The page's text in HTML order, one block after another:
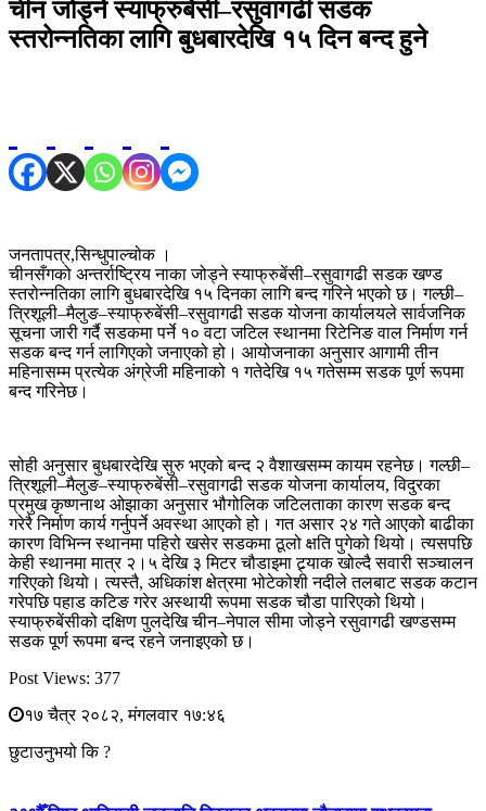
चीन जोड्ने स्याफ्रुबेंसी–रसुवागढी सडक
स्तरोन्नतिका लागि बुधबारदेखि १५ दिन बन्द हुने
जनतापत्र,सिन्धुपाल्चोक ।
चीनसँगको अन्तर्राष्ट्रिय नाका जोड्ने स्याफ्रुबेंसी–रसुवागढी सडक खण्ड
स्तरोन्नतिका लागि बुधबारदेखि १५ दिनका लागि बन्द गरिने भएको छ। गल्छी–
त्रिशूली–मैलुङ–स्याफ्रुबेंसी–रसुवागढी सडक योजना कार्यालयले सार्वजनिक
सूचना जारी गर्दै सडकमा पर्ने १० वटा जटिल स्थानमा रिटेनिङ वाल निर्माण गर्न
सडक बन्द गर्न लागिएको जनाएको हो। आयोजनाका अनुसार आगामी तीन
महिनासम्म प्रत्येक अंग्रेजी महिनाको १ गतेदेखि १५ गतेसम्म सडक पूर्ण रूपमा
बन्द गरिनेछ।
सोही अनुसार बुधबारदेखि सुरु भएको बन्द २ वैशाखसम्म कायम रहनेछ। गल्छी–
त्रिशूली–मैलुङ–स्याफ्रुबेंसी–रसुवागढी सडक योजना कार्यालय, विदुरका
प्रमुख कृष्णनाथ ओझाका अनुसार भौगोलिक जटिलताका कारण सडक बन्द
गरेरै निर्माण कार्य गर्नुपर्ने अवस्था आएको हो। गत असार २४ गते आएको बाढीका
कारण विभिन्न स्थानमा पहिरो खसेर सडकमा ठूलो क्षति पुगेको थियो। त्यसपछि
केही स्थानमा मात्र २।५ देखि ३ मिटर चौडाइमा ट्र्याक खोल्दै सवारी सञ्चालन
गरिएको थियो। त्यस्तै, अधिकांश क्षेत्रमा भोटेकोशी नदीले तलबाट सडक कटान
गरेपछि पहाड कटिङ गरेर अस्थायी रूपमा सडक चौडा पारिएको थियो।
स्याफ्रुबेंसीको दक्षिण पुलदेखि चीन–नेपाल सीमा जोड्ने रसुवागढी खण्डसम्म
सडक पूर्ण रूपमा बन्द रहने जनाइएको छ।
Post Views: 377
१७ चैत्र २०८२, मंगलवार १७:४६
छुटाउनुभयो कि ?